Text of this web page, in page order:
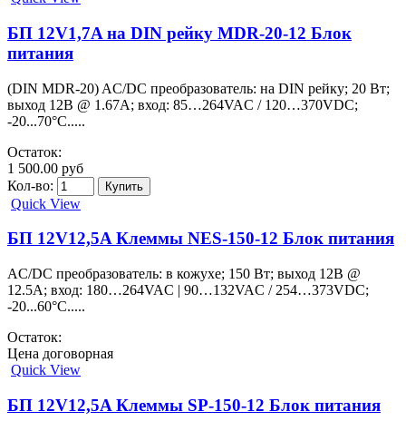
БП 12V1,7A на DIN рейку MDR-20-12 Блок
питания
(DIN MDR-20) AC/DC преобразователь: на DIN рейку; 20 Вт;
выход 12В @ 1.67А; вход: 85…264VAC / 120…370VDC;
-20...70°C.....
Остаток:
1 500.00 руб
Кол-во:
Quick View
БП 12V12,5A Клеммы NES-150-12 Блок питания
AC/DC преобразователь: в кожухе; 150 Вт; выход 12В @
12.5А; вход: 180…264VAC | 90…132VAC / 254…373VDC;
-20...60°C.....
Остаток:
Цена договорная
Quick View
БП 12V12,5A Клеммы SP-150-12 Блок питания